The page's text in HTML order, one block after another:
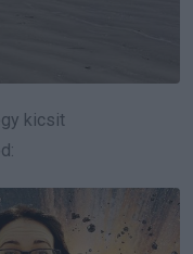
kicsit